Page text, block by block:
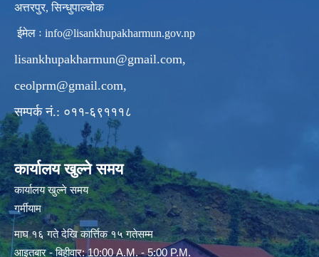
अत्तरपुर, सिन्धुपाल्चोक
ईमेल ः info@lisankhupakharmun.gov.np
lisankhupakharmun@gmail.com,
ceolprm@gmail.com,
सम्पर्क नं.: ०११-६९१११८
कार्यालय खुल्ने समय
कार्यालय खुल्ने समय
गर्मीयाम
माघ १६ गते देखि कार्त्तिक १५ गतेसम्म
आइतबार - बिहीवार: 10:00 A.M. - 5:00 P.M.